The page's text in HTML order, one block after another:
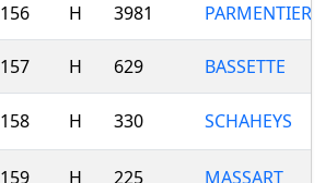
156 H 3981 PARMENTIER
157 H 629 BASSETTE
158 H 330 SCHAHEYS
159 H 225 MASSART